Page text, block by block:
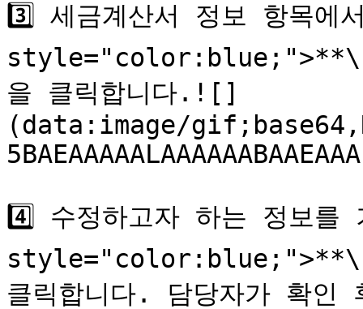
3️⃣ 세금계산서 정보 항목에
style="color:blue;">**\[
을 클릭합니다.![]
(data:image/
4️⃣ 수정하고자 하는 정보
style="color:blue;">**\[
클릭합니다. 담당자가 확인